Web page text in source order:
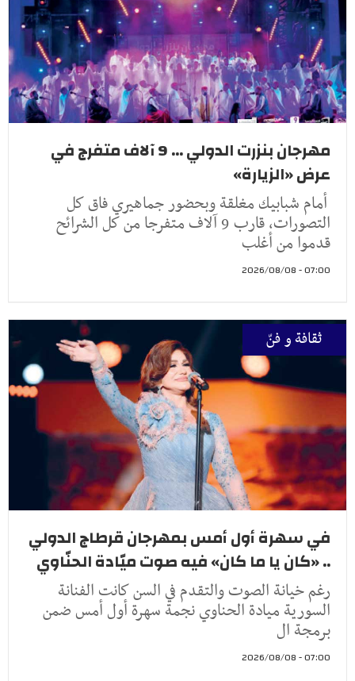
مهرجان بنزرت الدولي ... 9 آلاف متفرج في
عرض «الزيارة»
أمام شبابيك مغلقة وبحضور جماهيري فاق كل
التصورات، قارب 9 آلاف متفرجا من كل الشرائح
قدموا من أغلب
07:00 - 2026/08/08
ثقافة و فنّ
في سهرة أول أمس بمهرجان قرطاج الدولي
.. «كان يا ما كان» فيه صوت ميّادة الحنّاوي
رغم خيانة الصوت والتقدم في السن كانت الفنانة
السورية ميادة الحناوي نجمة سهرة أول أمس ضمن
برمجة ال
07:00 - 2026/08/08